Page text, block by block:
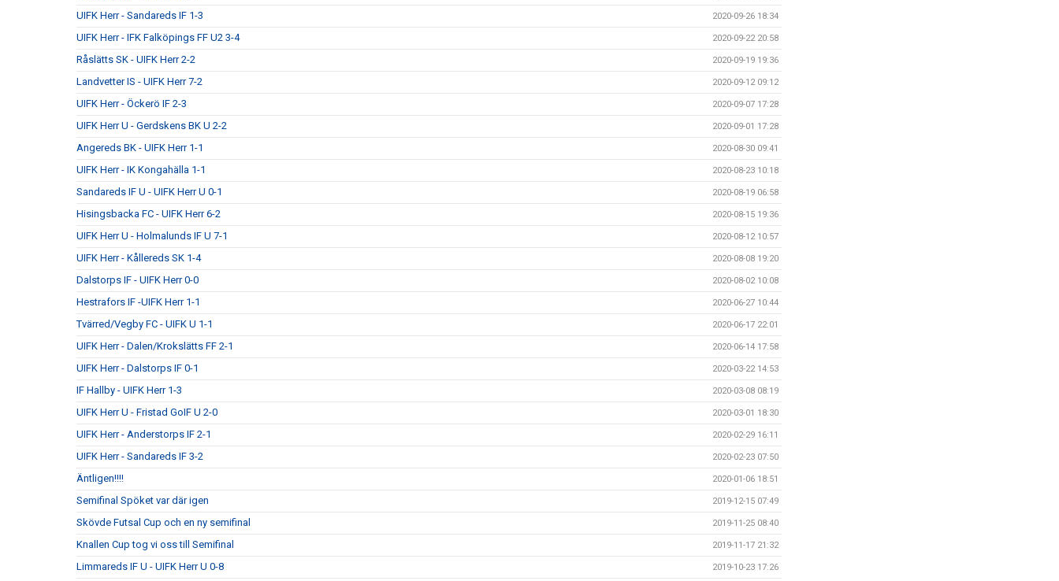
UIFK Herr - Sandareds IF 1-3 2020-09-26 18:34
UIFK Herr - IFK Falköpings FF U2 3-4 2020-09-22 20:58
Råslätts SK - UIFK Herr 2-2 2020-09-19 19:36
Landvetter IS - UIFK Herr 7-2 2020-09-12 09:12
UIFK Herr - Öckerö IF 2-3 2020-09-07 17:28
UIFK Herr U - Gerdskens BK U 2-2 2020-09-01 17:28
Angereds BK - UIFK Herr 1-1 2020-08-30 09:41
UIFK Herr - IK Kongahälla 1-1 2020-08-23 10:18
Sandareds IF U - UIFK Herr U 0-1 2020-08-19 06:58
Hisingsbacka FC - UIFK Herr 6-2 2020-08-15 19:36
UIFK Herr U - Holmalunds IF U 7-1 2020-08-12 10:57
UIFK Herr - Kållereds SK 1-4 2020-08-08 19:20
Dalstorps IF - UIFK Herr 0-0 2020-08-02 10:08
Hestrafors IF -UIFK Herr 1-1 2020-06-27 10:44
Tvärred/Vegby FC - UIFK U 1-1 2020-06-17 22:01
UIFK Herr - Dalen/Krokslätts FF 2-1 2020-06-14 17:58
UIFK Herr - Dalstorps IF 0-1 2020-03-22 14:53
IF Hallby - UIFK Herr 1-3 2020-03-08 08:19
UIFK Herr U - Fristad GoIF U 2-0 2020-03-01 18:30
UIFK Herr - Anderstorps IF 2-1 2020-02-29 16:11
UIFK Herr - Sandareds IF 3-2 2020-02-23 07:50
Äntligen!!!! 2020-01-06 18:51
Semifinal Spöket var där igen 2019-12-15 07:49
Skövde Futsal Cup och en ny semifinal 2019-11-25 08:40
Knallen Cup tog vi oss till Semifinal 2019-11-17 21:32
Limmareds IF U - UIFK Herr U 0-8 2019-10-23 17:26